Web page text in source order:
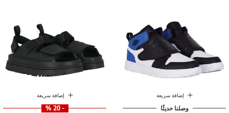
إضافة سريعة
وصلنا حديثًا
إضافة سريعة
- 20 %